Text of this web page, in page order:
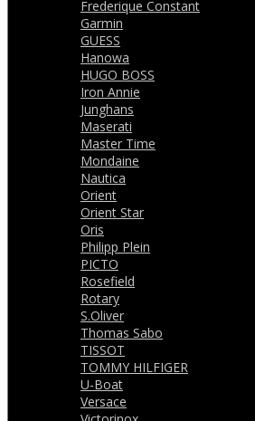
Frederique Constant
Garmin
GUESS
Hanowa
HUGO BOSS
Iron Annie
Junghans
Maserati
Master Time
Mondaine
Nautica
Orient
Orient Star
Oris
Philipp Plein
PICTO
Rosefield
Rotary
S.Oliver
Thomas Sabo
TISSOT
TOMMY HILFIGER
U-Boat
Versace